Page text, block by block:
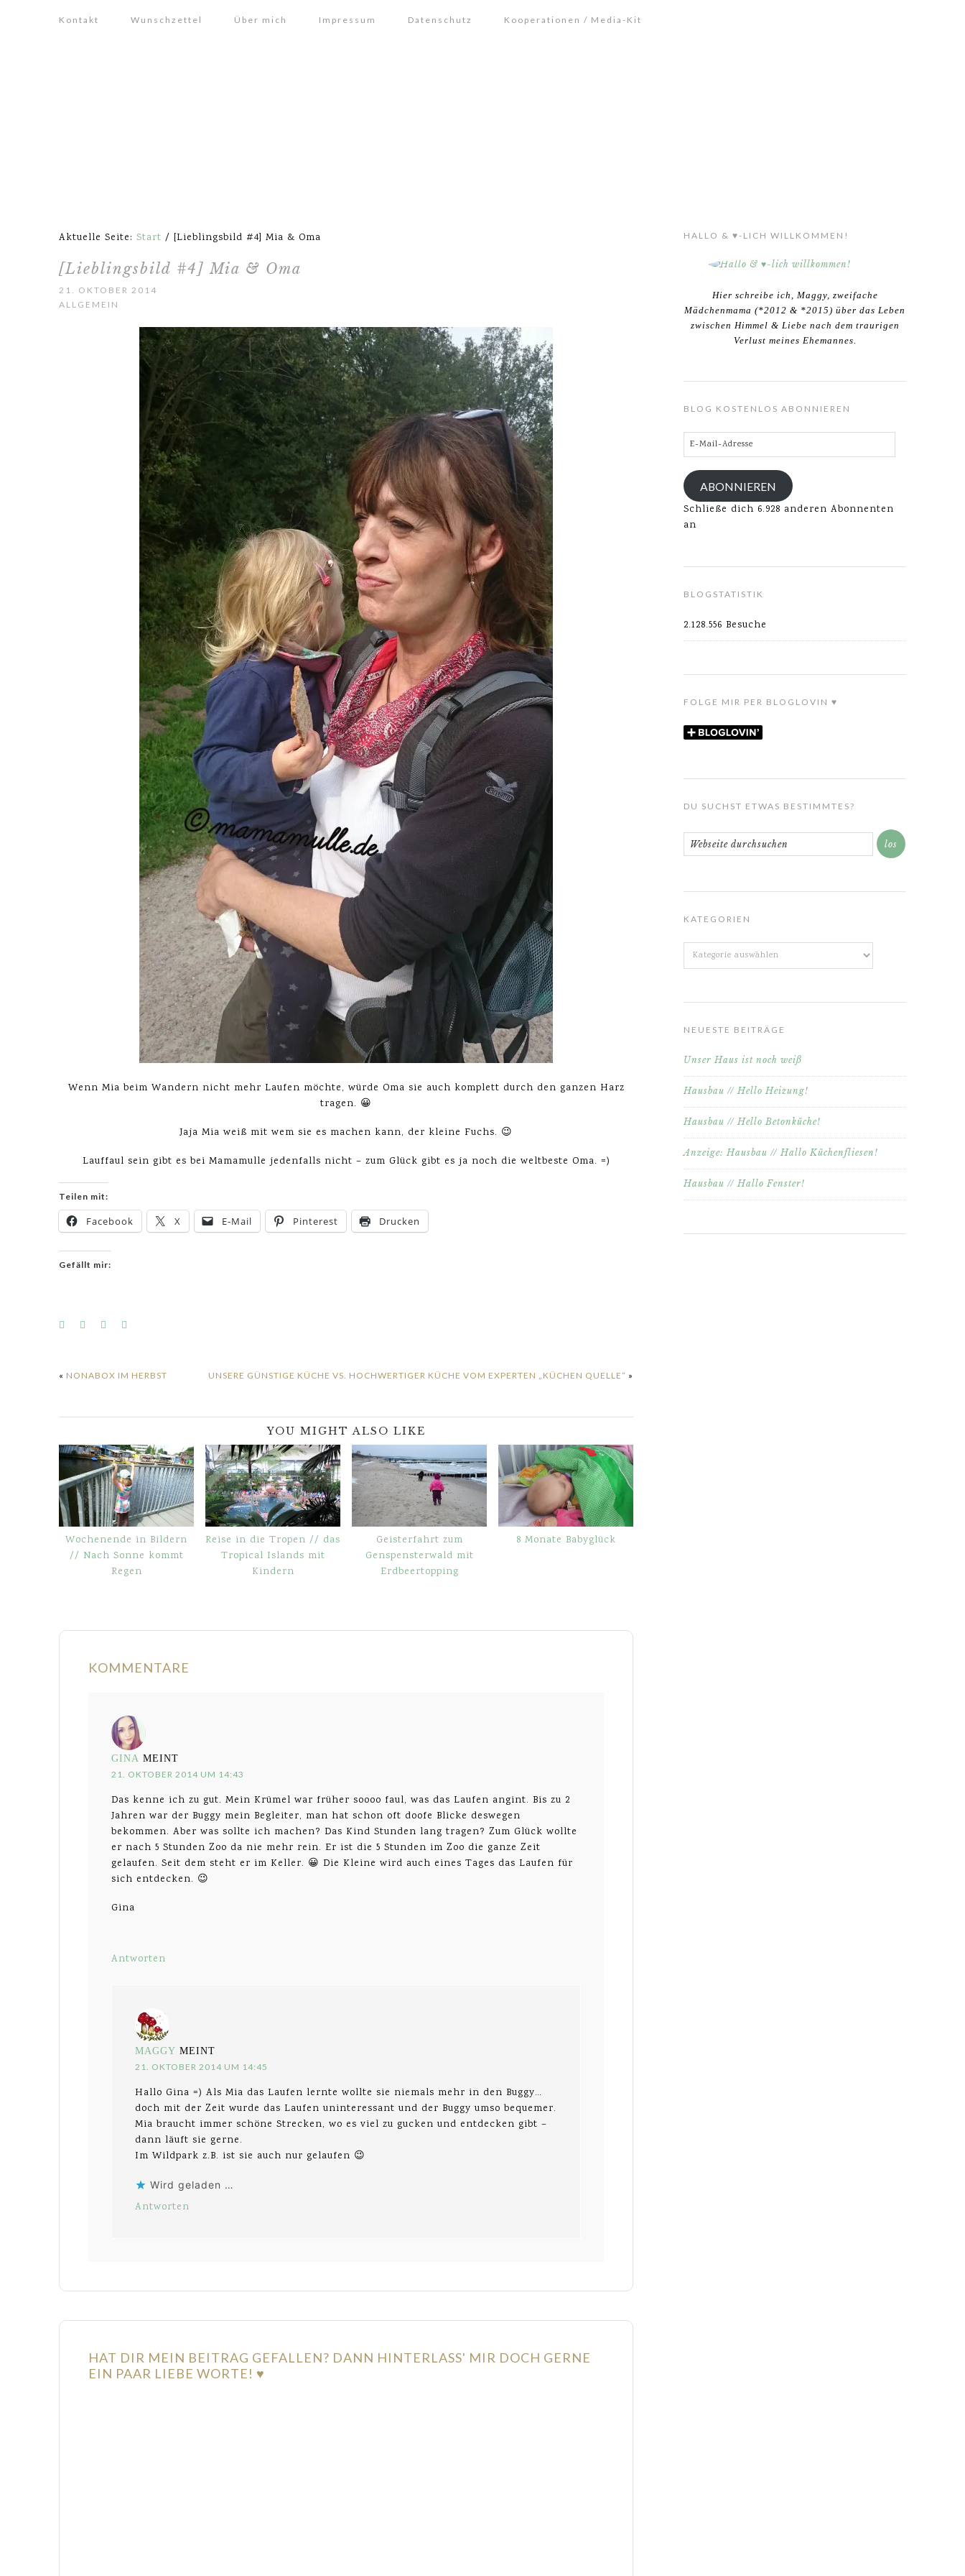
Kontakt Wunschzettel Über mich Impressum Datenschutz Kooperationen / Media-Kit
Aktuelle Seite: Start / [Lieblingsbild #4] Mia & Oma
[Lieblingsbild #4] Mia & Oma
21. OKTOBER 2014
ALLGEMEIN
Wenn Mia beim Wandern nicht mehr Laufen möchte, würde Oma sie auch komplett durch den ganzen Harz
tragen. 😀
Jaja Mia weiß mit wem sie es machen kann, der kleine Fuchs. 😉
Lauffaul sein gibt es bei Mamamulle jedenfalls nicht – zum Glück gibt es ja noch die weltbeste Oma. =)
Teilen mit:
Facebook X E-Mail Pinterest Drucken
Gefällt mir:
« NONABOX IM HERBST UNSERE GÜNSTIGE KÜCHE VS. HOCHWERTIGER KÜCHE VOM EXPERTEN „KÜCHEN QUELLE“ »
YOU MIGHT ALSO LIKE
Wochenende in Bildern
// Nach Sonne kommt
Regen
Reise in die Tropen // das
Tropical Islands mit
Kindern
Geisterfahrt zum
Genspensterwald mit
Erdbeertopping
8 Monate Babyglück
KOMMENTARE
GINA MEINT
21. OKTOBER 2014 UM 14:43
Das kenne ich zu gut. Mein Krümel war früher soooo faul, was das Laufen angint. Bis zu 2
Jahren war der Buggy mein Begleiter, man hat schon oft doofe Blicke deswegen
bekommen. Aber was sollte ich machen? Das Kind Stunden lang tragen? Zum Glück wollte
er nach 5 Stunden Zoo da nie mehr rein. Er ist die 5 Stunden im Zoo die ganze Zeit
gelaufen. Seit dem steht er im Keller. 😀 Die Kleine wird auch eines Tages das Laufen für
sich entdecken. 😉
Gina
Antworten
MAGGY MEINT
21. OKTOBER 2014 UM 14:45
Hallo Gina =) Als Mia das Laufen lernte wollte sie niemals mehr in den Buggy…
doch mit der Zeit wurde das Laufen uninteressant und der Buggy umso bequemer.
Mia braucht immer schöne Strecken, wo es viel zu gucken und entdecken gibt –
dann läuft sie gerne.
Im Wildpark z.B. ist sie auch nur gelaufen 😉
Wird geladen …
Antworten
HAT DIR MEIN BEITRAG GEFALLEN? DANN HINTERLASS' MIR DOCH GERNE
EIN PAAR LIEBE WORTE! ♥
HALLO & ♥-LICH WILLKOMMEN!
Hier schreibe ich, Maggy, zweifache
Mädchenmama (*2012 & *2015) über das Leben
zwischen Himmel & Liebe nach dem traurigen
Verlust meines Ehemannes.
BLOG KOSTENLOS ABONNIEREN
E-
Mail-
Adresse
ABONNIEREN
Schließe dich 6.928 anderen Abonnenten
an
BLOGSTATISTIK
2.128.556 Besuche
FOLGE MIR PER BLOGLOVIN ♥
DU SUCHST ETWAS BESTIMMTES?
KATEGORIEN
Kategorien
NEUESTE BEITRÄGE
Unser Haus ist noch weiß
Hausbau // Hello Heizung!
Hausbau // Hello Betonküche!
Anzeige: Hausbau // Hallo Küchenfliesen!
Hausbau // Hallo Fenster!